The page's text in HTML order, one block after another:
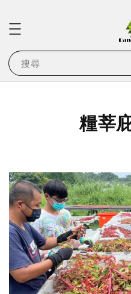
搜尋
糧莘